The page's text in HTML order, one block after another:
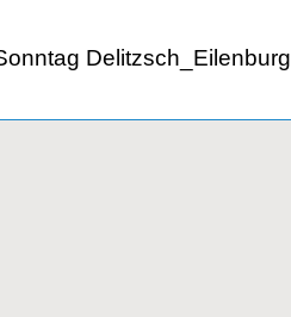
Delitzsch_Eilenburg